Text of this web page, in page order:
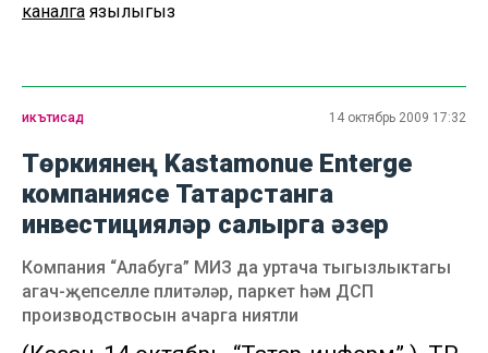
каналга язылыгыз
икътисад 14 октябрь 2009 17:32
Төркиянең Kastamonue Enterge
компаниясе Татарстанга
инвестицияләр салырга әзер
Компания “Алабуга” МИЗ да уртача тыгызлыктагы
агач-җепселле плитәләр, паркет һәм ДСП
производствосын ачарга ниятли